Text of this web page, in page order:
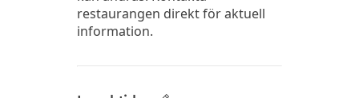
restaurangen direkt för aktuell
information.